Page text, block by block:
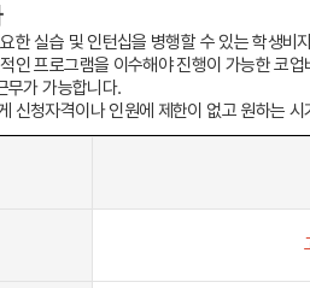
종로유학원
상담센터 안내
채용안내
한 실습 및 인턴십을 병행할 수 있는 학생비
인 프로그램을 이수해야 진행이 가능한 코
무가 가능합니다.
신청자격이나 인원에 제한이 없고 원하는